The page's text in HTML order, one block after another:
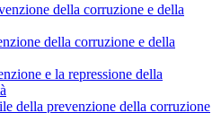
della corruzione e della
della corruzione e della
e la repressione della
della prevenzione della corruzione